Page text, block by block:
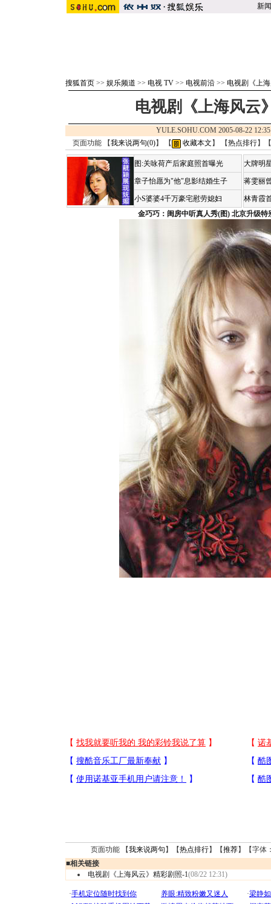
新闻
搜狐首页 >> 娱乐频道 >> 电视 TV >> 电视前沿 >> 电视剧《上
电视剧《上海风云
YULE.SOHU.COM 2005-08-22
页面功能 【我来说两句(0)】 【 收藏本文 】 【热点排行】【
图:关咏荷产后家庭照首曝光
章子怡愿为"他"息影结婚生子
小S婆婆4千万豪宅慰劳媳妇
大牌明
蒋雯丽
林青霞
金巧巧：闺房中听真人秀(图) 北京升级特
页面功能 【我来说两句 】【热点排行】【推荐】【字体
■相关链接
电视剧《上海风云》精彩剧照-1(08/22 12:31)